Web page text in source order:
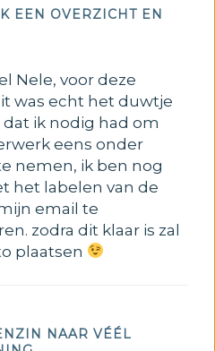
EEN OVERZICHT EN
Nele, voor deze
was echt het duwtje
ik nodig had om
eens onder
nemen, ik ben nog
het labelen van de
email te
zodra dit klaar is zal
plaatsen
NAAR VÉÉL